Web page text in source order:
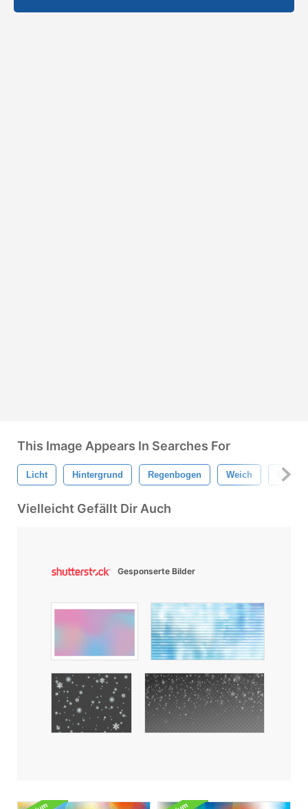
This Image Appears In Searches For
Licht Hintergrund Regenbogen Weich
Vielleicht Gefällt Dir Auch
Gesponserte Bilder